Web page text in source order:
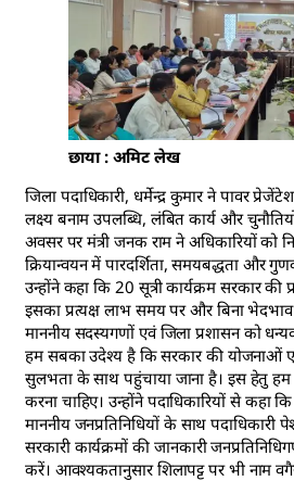
छाया : अमिट लेख
जिला पदाधिकारी, धर्मेन्द्र कुमार ने पावर
लक्ष्य बनाम उपलब्धि, लंबित कार्य और
अवसर पर मंत्री जनक राम ने अधिकारियों को
क्रियान्वयन में पारदर्शिता, समयबद्धता और
उन्होंने कहा कि 20 सूत्री कार्यक्रम सरकार की
इसका प्रत्यक्ष लाभ समय पर और बिना भेदभाव
माननीय सदस्यगणों एवं जिला प्रशासन को
हम सबका उदेश्य है कि सरकार की योजनाओं
सुलभता के साथ पहुंचाया जाना है। इस हेतु
करना चाहिए। उन्होंने पदाधिकारियों से कहा
माननीय जनप्रतिनिधियों के साथ
सरकारी कार्यक्रमों की जानकारी
करें। आवश्यकतानुसार शिलापट्ट पर भी नाम